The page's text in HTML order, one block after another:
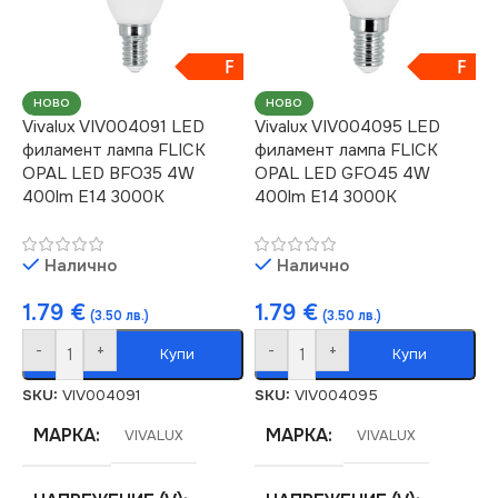
E27
ЦВЕТНА
ТЕМПЕРАТУРА (K)
4000
СВЕТЛИНЕН ПОТОК
(LM)
700
ДИМИРАНЕ
E27
ЦВЕТНА
ТЕМПЕРАТУРА (K)
3000
СВЕТЛИНЕН ПОТОК
(LM)
700
ДИМИРАНЕ
F
НОВО
Vivalux VIV004091 LED
филамент лампа FLICK
OPAL LED BFO35 4W
400lm E14 3000K
Налично
1.79 € (3.50 лв.)
- + Купи
SKU: VIV004091
МАРКА VIVALUX
F
НОВО
Vivalux VIV004095 LED
филамент лампа FLICK
OPAL LED GFO45 4W
400lm E14 3000K
Налично
1.79 € (3.50 лв.)
- + Купи
SKU: VIV004095
МАРКА VIVALUX